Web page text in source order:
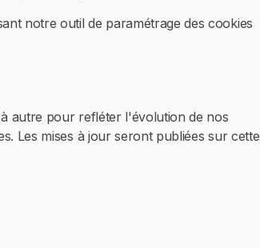
notre outil de paramétrage des cookies
autre pour refléter l'évolution de nos
Les mises à jour seront publiées sur cette